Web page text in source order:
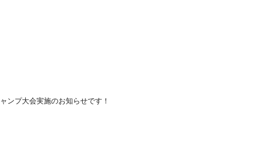
ンプ大会実施のお知らせです！